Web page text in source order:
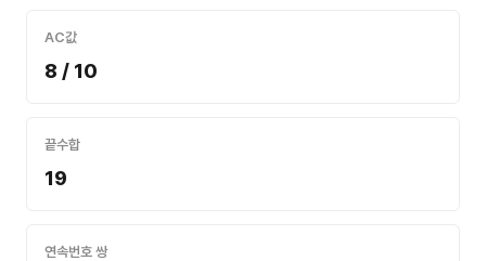
AC값
8 / 10
끝수합
19
연속번호 쌍